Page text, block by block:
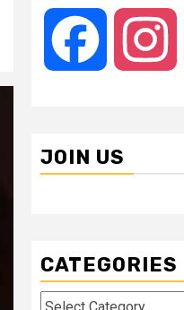
Facebook
JOIN US
CATEGORIES
Categories